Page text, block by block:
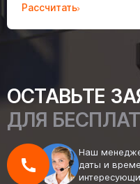
Рассчитать
ОСТАВЬТЕ
ДЛЯ
Наш
даты и